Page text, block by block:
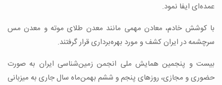
عمده‌ای ایفا نمود.
با کوشش خادم، معادن مهمی مانند معدن طلای موته و معدن مس
سرچشمه در ایران کشف و مورد بهره‌برداری قرار گرفتند.
بیست و پنجمین همایش ملی انجمن زمین‌شناسی ایران به صورت
حضوری و مجازی، روزهای پنجم و ششم بهمن‌ماه سال جاری به میزبانی